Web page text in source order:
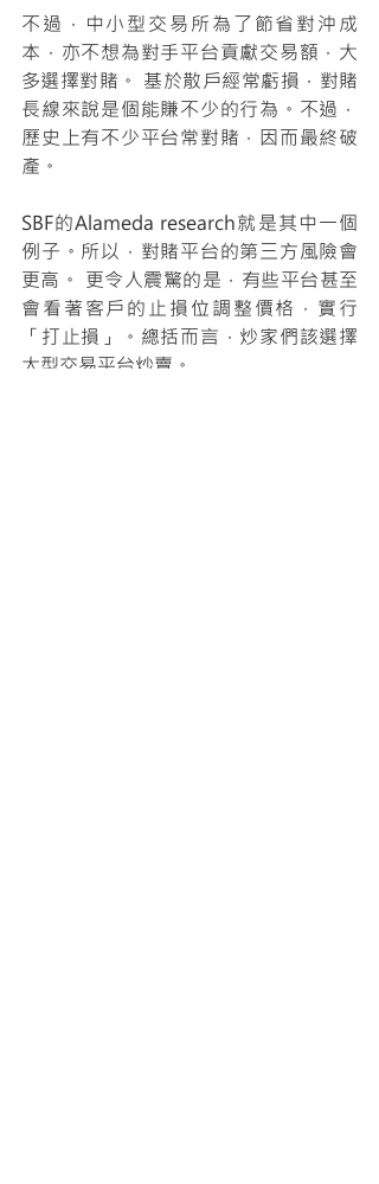
不過，中小型交易所為了節省對沖成
本，亦不想為對手平台貢獻交易額，大
多選擇對賭。 基於散戶經常虧損，對賭
長線來說是個能賺不少的行為。不過，
歷史上有不少平台常對賭，因而最終破
產。
SBF的Alameda research就是其中一個
例子。所以，對賭平台的第三方風險會
更高。 更令人震驚的是，有些平台甚至
會看著客戶的止損位調整價格，實行
「打止損」。總括而言，炒家們該選擇
大型交易平台炒賣。